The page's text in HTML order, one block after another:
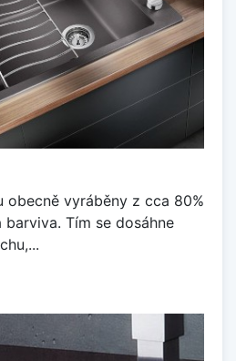
obecně vyráběny z cca 80%
Tím se dosáhne